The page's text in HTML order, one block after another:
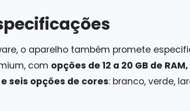
o aparelho também promete
com opções de 12 a 20 GB de RAM,
seis opções de cores: branco, verde,